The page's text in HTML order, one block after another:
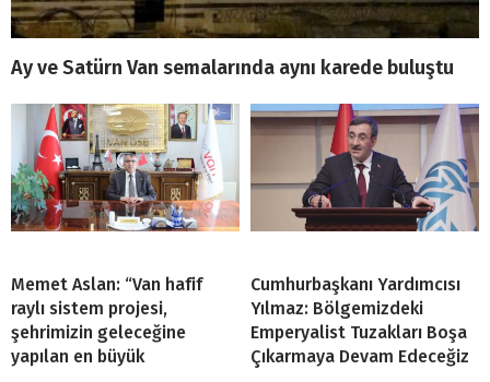
Ay ve Satürn Van semalarında aynı karede buluştu
Memet Aslan: “Van hafif
raylı sistem projesi,
şehrimizin geleceğine
yapılan en büyük
Cumhurbaşkanı Yardımcısı
Yılmaz: Bölgemizdeki
Emperyalist Tuzakları Boşa
Çıkarmaya Devam Edeceğiz